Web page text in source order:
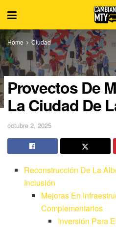
Home Ciudad
Proyectos De
La Ciudad De
octubre 2, 2025
Reconstrucción De La
Inclusión
Mejoras En
Complementarios
Inversión Para